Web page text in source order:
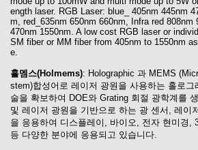
ength laser. RGB Laser: blue_ 405nm 445nm
m, red_635nm 650nm 660nm, Infra red 808nm
470nm 1550nm. A low cost RGB laser or
SM fiber or MM fiber from 405nm to 1550nm
e.
홀멤스(Holmems): Holographic 과 MEMS
stem)합성어로 레이저 광원을 사용하는 홀로그
술을 확보하여 DOE와 Grating 회절 광학계를
및 레이저 광원을 기반으로 하는 광 센서, 레이
을 응용하여 디스플레이, 바이오, 전자 현미경,
등 다양한 분야에 응용되고 있습니다.